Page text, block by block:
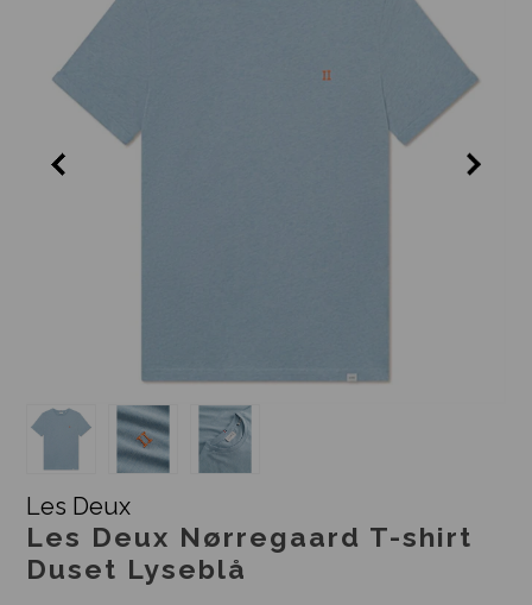
Les Deux
Les Deux Nørregaard T-shirt
Duset Lyseblå